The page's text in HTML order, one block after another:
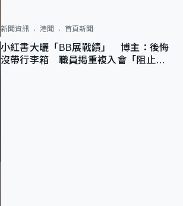
新聞資訊 港聞 首頁新聞
小紅書大曬「BB展戰績」 博主：後悔
沒帶行李箱 職員揭重複入會「阻止唔